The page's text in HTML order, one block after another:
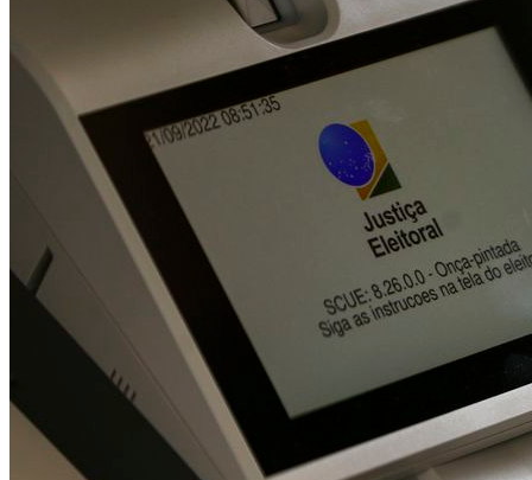
muita animação
Mucurici divulga programação oficial do São
João de Itabaiana 2026